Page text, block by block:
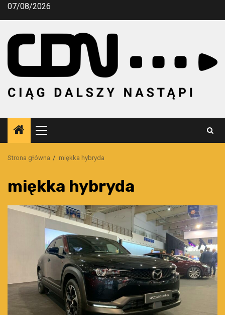
Przejdź
07/08/2026
Menu
główne
Strona główna miękka hybryda
miękka hybryda